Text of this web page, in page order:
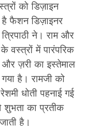
को डिज़ाइन
है फैशन डिज़ाइनर
त्रिपाठी ने। राम और
के वस्त्रों में पारंपरिक
ज़री का इस्तेमाल
गया है। रामजी को
धोती पहनाई गई
शुभता का प्रतीक
है।